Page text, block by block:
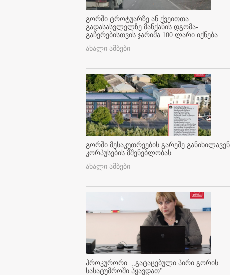
გორში ტროტუარზე ან ქვეითთა
გადასასვლელზე მანქანის დგომა-
გაჩერებისთვის ჯარიმა 100 ლარი იქნება
ახალი ამბები
გორში მესაკუთრეების გარეშე განიხილავენ
კორპუსების მშენებლობას
ახალი ამბები
პროკურორი: ,,გატაცებული პირი გორის
სასატუმროში ჰყავდათ''